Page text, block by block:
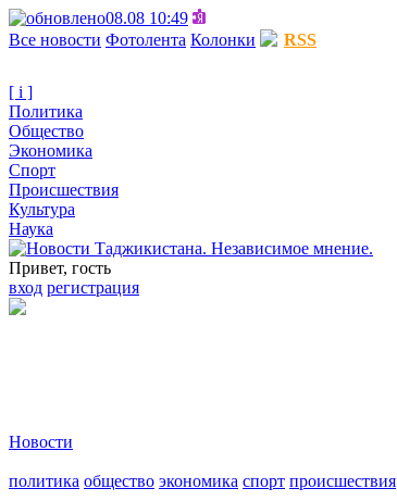
08.08 10:49
Все новости Фотолента Колонки RSS
[ i ]
Политика
Общество
Экономика
Спорт
Происшествия
Культура
Наука
Привет, гость
вход регистрация
Новости
политика общество экономика спорт происшествия